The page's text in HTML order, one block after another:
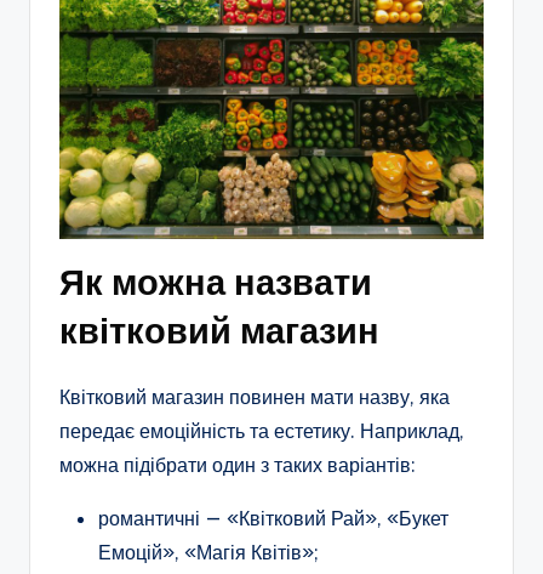
Як можна назвати
квітковий магазин
Квітковий магазин повинен мати назву, яка
передає емоційність та естетику. Наприклад,
можна підібрати один з таких варіантів:
романтичні — «Квітковий Рай», «Букет
Емоцій», «Магія Квітів»;